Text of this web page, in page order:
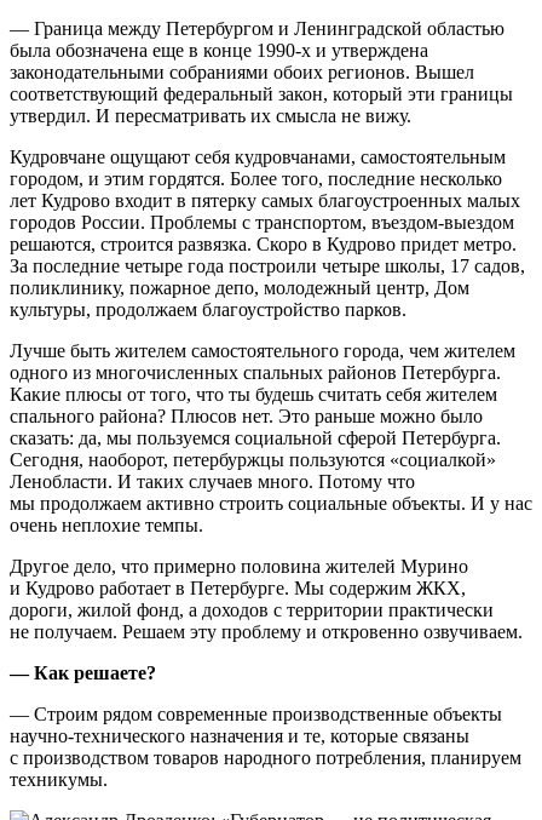
— Граница между Петербургом и Ленинградской областью
была обозначена еще в конце 1990-х и утверждена
законодательными собраниями обоих регионов. Вышел
соответствующий федеральный закон, который эти границы
утвердил. И пересматривать их смысла не вижу.
Кудровчане ощущают себя кудровчанами, самостоятельным
городом, и этим гордятся. Более того, последние несколько
лет Кудрово входит в пятерку самых благоустроенных малых
городов России. Проблемы с транспортом, въездом-выездом
решаются, строится развязка. Скоро в Кудрово придет метро.
За последние четыре года построили четыре школы, 17 садов,
поликлинику, пожарное депо, молодежный центр, Дом
культуры, продолжаем благоустройство парков.
Лучше быть жителем самостоятельного города, чем жителем
одного из многочисленных спальных районов Петербурга.
Какие плюсы от того, что ты будешь считать себя жителем
спального района? Плюсов нет. Это раньше можно было
сказать: да, мы пользуемся социальной сферой Петербурга.
Сегодня, наоборот, петербуржцы пользуются «социалкой»
Ленобласти. И таких случаев много. Потому что
мы продолжаем активно строить социальные объекты. И у нас
очень неплохие темпы.
Другое дело, что примерно половина жителей Мурино
и Кудрово работает в Петербурге. Мы содержим ЖКХ,
дороги, жилой фонд, а доходов с территории практически
не получаем. Решаем эту проблему и откровенно озвучиваем.
— Как решаете?
— Строим рядом современные производственные объекты
научно-технического назначения и те, которые связаны
с производством товаров народного потребления, планируем
техникумы.